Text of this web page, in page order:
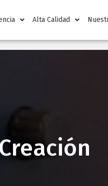
Alta Calidad